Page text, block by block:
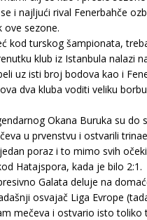
i najljući rival Fenerbahče
ove sezone.
kod turskog šampionata,
klub iz Istanbula nalazi
uz isti broj bodova kao i
dva kluba voditi veliku
Okana Buruka su do
u prvenstvu i ostvarili
poraz i to mimo svih
Hatajspora, kada je bilo 2:1.
Galata deluje na
osvajač Liga Evrope
mečeva i ostvario isto toliko